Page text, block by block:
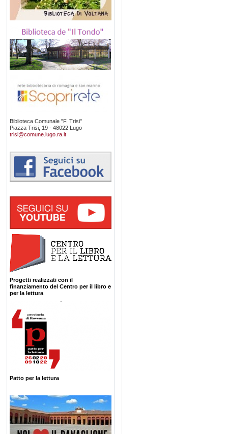
Biblioteca Comunale "F. Trisi"
Piazza Trisi, 19 - 48022 Lugo
trisi@comune.lugo.ra.it
Progetti realizzati con il
finanziamento del Centro per il libro e
per la lettura
Patto per la lettura